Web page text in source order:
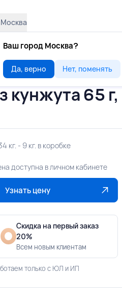
Москва
Ваш город Москва?
Да, верно Нет, поменять
кунжута 65
кг. - 9 кг. в коробке
доступна в личном кабинете
Узнать цену
Скидка на первый заказ
20%
Всем новым клиентам
только с ЮЛ и ИП